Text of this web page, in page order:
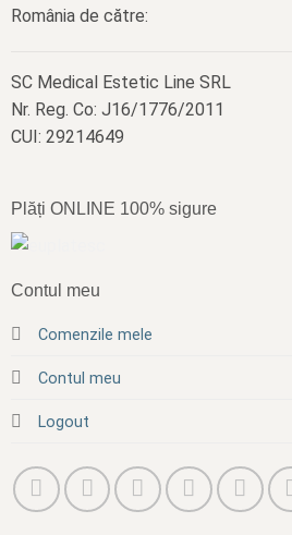
România de către:
SC Medical Estetic Line SRL
Nr. Reg. Co: J16/1776/2011
CUI: 29214649
Plăți ONLINE 100% sigure
Contul meu
Comenzile mele
Contul meu
Logout